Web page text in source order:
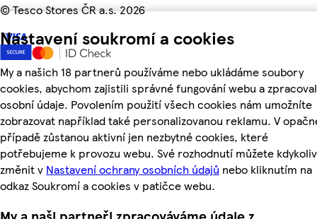
Nastavení soukromí a cookies
My a našich 18 partnerů používáme nebo ukládáme soubory
cookies, abychom zajistili správné fungování webu a
osobní údaje. Povolením použití všech cookies nám umožníte
zobrazovat například také personalizovanou reklamu. V
případě zůstanou aktivní jen nezbytné cookies, které
potřebujeme k provozu webu. Své rozhodnutí můžete kdykoliv
změnit v Nastavení ochrany osobních údajů nebo kliknutím na
odkaz Soukromí a cookies v patičce webu.
©Tesco Stores ČR a.s. 2026